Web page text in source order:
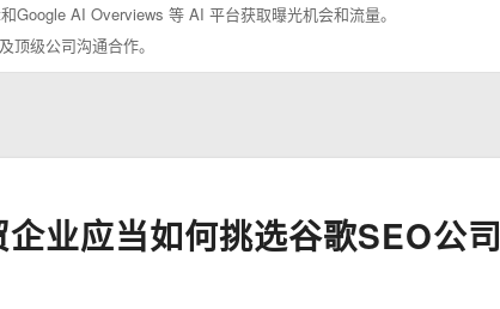
Google AI Overviews 等 AI 平台获取曝光机会和流量。
顶级公司沟通合作。
业应当如何挑选谷歌SEO公司